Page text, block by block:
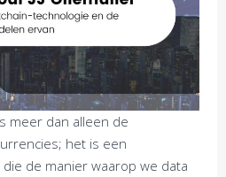
meer dan alleen de
het is een
de manier waarop we data